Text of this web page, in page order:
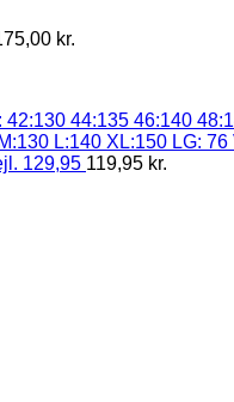
kr.
44:135 46:140
L:140 XL:150 LG: 76
129,95 119,95 kr.